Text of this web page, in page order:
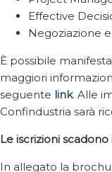
Effective
Negoziazione
È possibile
maggiori
seguente link. Alle
Confindustria sarà
Le iscrizioni scadono
In allegato la